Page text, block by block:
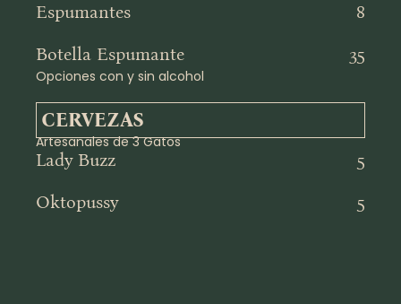
Espumantes
8
Botella Espumante
35
Opciones con y sin alcohol
CERVEZAS
Artesanales de 3 Gatos
Lady Buzz
5
Oktopussy
5